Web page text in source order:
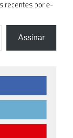
recentes por e-
Assinar